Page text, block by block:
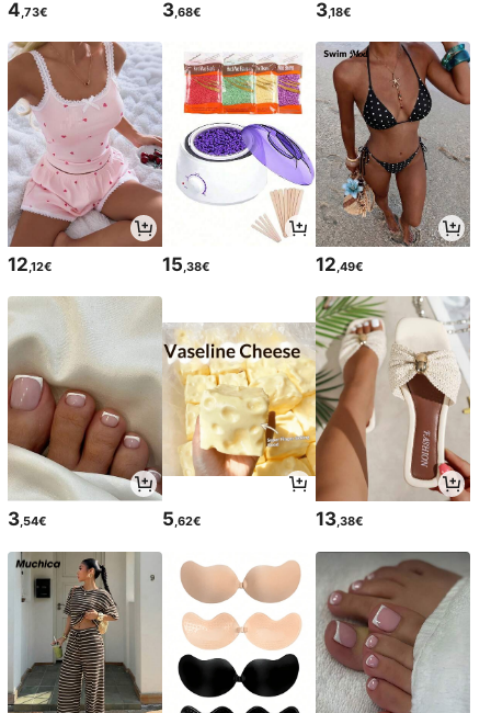
4,73€ 3,68€ 3,18€
12,12€ 15,38€ 12,49€
3,54€ 5,62€ 13,38€